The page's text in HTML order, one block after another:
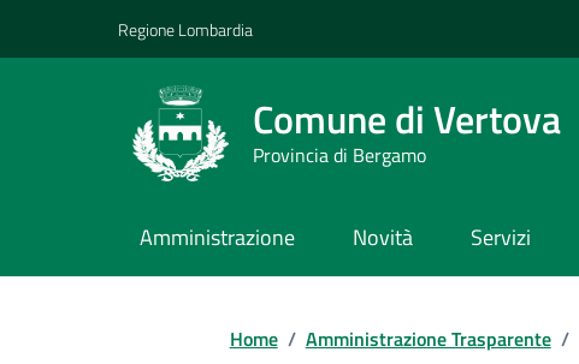
Regione Lombardia
Comune di Vertova
Provincia di Bergamo
Amministrazione Novità Servizi
Home / Amministrazione Trasparente /